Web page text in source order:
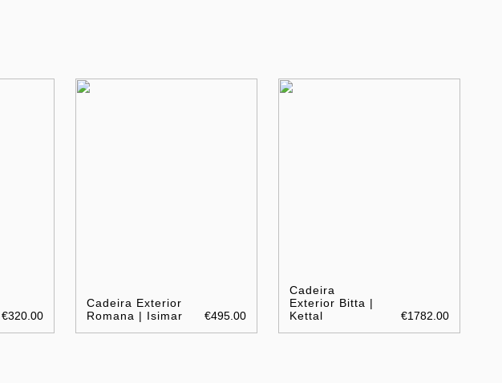
€320.00
Cadeira Exterior
Romana | Isimar
€495.00
Cadeira
Exterior Bitta |
Kettal
€1782.00